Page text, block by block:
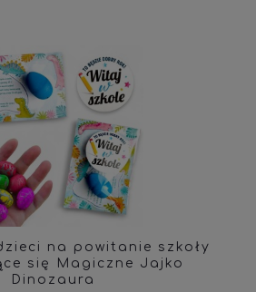
na powitanie szkoły
się Magiczne Jajko
Dinozaura